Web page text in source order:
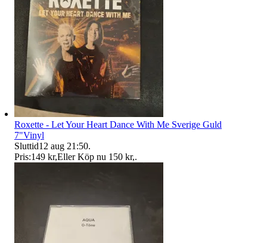
Roxette - Let Your Heart Dance With Me Sverige Guld
7"Vinyl
Sluttid12 aug 21:50.
Pris:149 kr,Eller Köp nu 150 kr,.